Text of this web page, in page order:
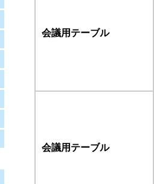
会議用テーブル
会議用テーブル